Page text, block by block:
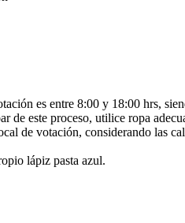
es entre 8:00 y 18:00 hrs,
de este proceso, utilice ropa
de votación, considerando las
lápiz pasta azul.